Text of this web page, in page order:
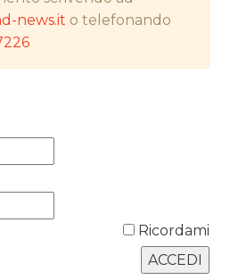
news.it o telefonando
Ricordami